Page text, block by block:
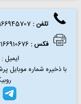
تلفن :
فکس:
ایمیل :
با ذخیره شماره موبایل